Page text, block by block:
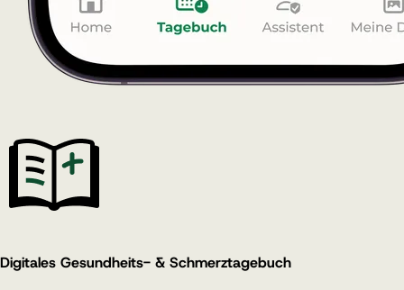
Digitales Gesundheits- & Schmerztagebuch